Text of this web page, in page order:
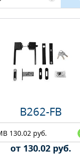
B262-FB
130.02 руб.
от 130.02 руб.